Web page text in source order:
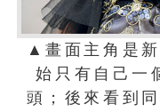
▲畫面主角是
始只有自己一
頭；後來看到